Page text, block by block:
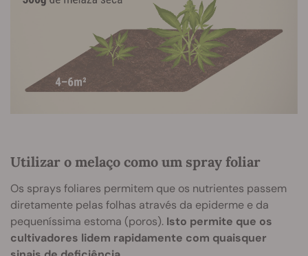
Utilizar o melaço como um spray foliar
Os sprays foliares permitem que os nutrientes passem
diretamente pelas folhas através da epiderme e da
pequeníssima estoma (poros). Isto permite que os
cultivadores lidem rapidamente com quaisquer